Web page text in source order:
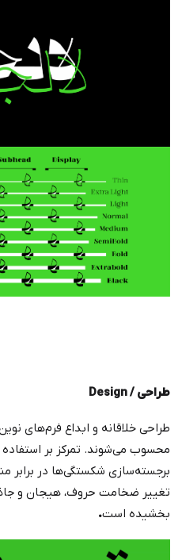
طراحی /Design
طراحی خلاقانه و ابداع فرم‌های
محسوب می‌شوند. تمرکز بر
برجسته‌سازی شکستگی‌ها در برابر
تغییر ضخامت حروف، هیجان و
بخشیده است.